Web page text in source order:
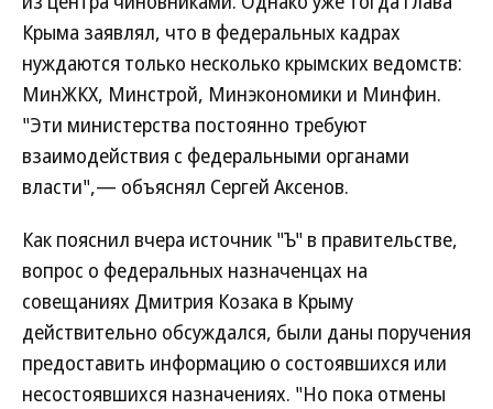
Крыма заявлял, что в федеральных кадрах
нуждаются только несколько крымских ведомств:
МинЖКХ, Минстрой, Минэкономики и Минфин.
"Эти министерства постоянно требуют
взаимодействия с федеральными органами
власти",— объяснял Сергей Аксенов.
Как пояснил вчера источник "Ъ" в правительстве,
вопрос о федеральных назначенцах на
совещаниях Дмитрия Козака в Крыму
действительно обсуждался, были даны поручения
предоставить информацию о состоявшихся или
несостоявшихся назначениях. "Но пока отмены